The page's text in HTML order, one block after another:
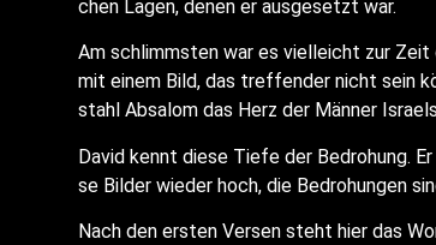
chen Lagen, denen er aus­ge­setzt war.
Am schlimms­ten war es viel­leicht zur Zeit
mit einem Bild, das tref­fen­der nicht sein
stahl Absa­lom das Herz der Män­ner
David kennt die­se Tie­fe der Bedro­hung.
se Bil­der wie­der hoch, die Bedro­hun­gen
Nach den ers­ten Ver­sen steht hier das